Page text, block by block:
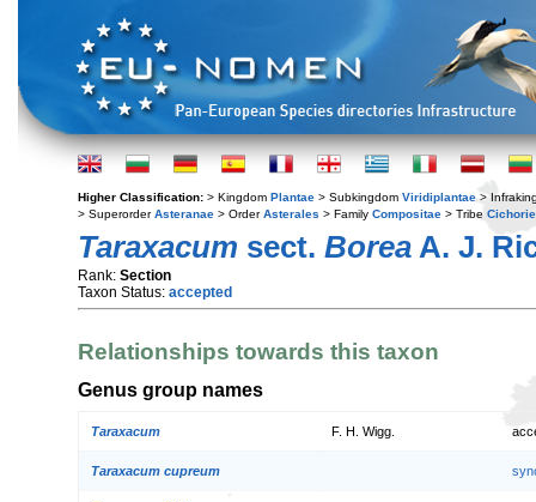
Higher Classification: > Kingdom Plantae > Subkingdom Viridiplantae >
> SuperorderAsteranae > OrderAsterales > Family Compositae > Tribe
Taraxacum sect. Borea A. J.
Rank: Section
Taxon Status: accepted
Relationships towards this taxon
Genus group names
Taraxacum F. H. Wigg.
Taraxacum cupreum